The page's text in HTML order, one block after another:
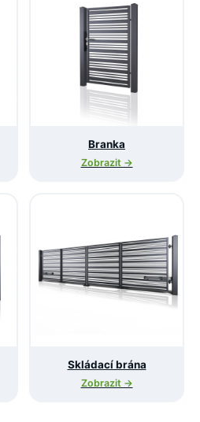
Branka
Zobrazit →
Skládací brána
Zobrazit →